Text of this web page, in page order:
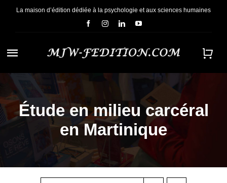
PasserLa maison d’édition dédiée à la psychologie et aux sciences humaines
Navigation
à
bascule
ACCUEIL
NOUS CONNAÎTRE
CONTACT
Étude en milieu carcéral
en Martinique